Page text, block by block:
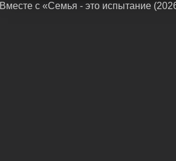
Bмecтe c «Семья - это испытание